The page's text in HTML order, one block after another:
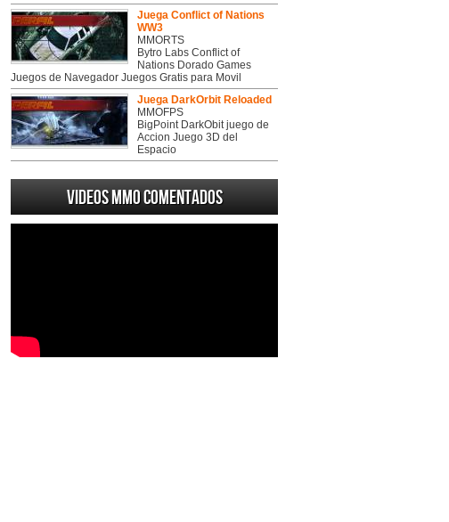
Juega Conflict of Nations
WW3
MMORTS
Bytro Labs Conflict of
Nations Dorado Games
Juegos de Navegador Juegos Gratis para Movil
Juega DarkOrbit Reloaded
MMOFPS
BigPoint DarkObit juego de
Accion Juego 3D del
Espacio
Videos MMO Comentados